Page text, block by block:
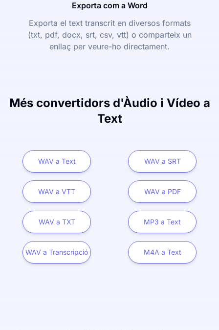
Exporta com a Word
Exporta el text transcrit en diversos formats
(txt, pdf, docx, srt, csv, vtt) o comparteix un
enllaç per veure-ho directament.
Més convertidors d'Àudio i Vídeo a
Text
WAV a Text WAV a SRT
WAV a VTT WAV a PDF
WAV a TXT MP3 a Text
WAV a Transcripció M4A a Text